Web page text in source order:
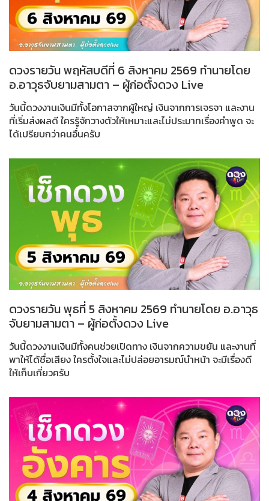
ดวงรายวัน พฤหัสบดีที่ 6 สิงหาคม 2569 ทำนายโดย
อ.อาวุธจับยามสามตา – ผู้ก่อตั้งดวง Live
วันนี้ดวงงานเงินมีทั้งโอกาสจากผู้ใหญ่ เงินจากการเจรจา และงาน
ที่เริ่มส่งผลดี ใครรู้จักวางตัวให้เหมาะและไม่ประมาทเรื่องคำพูด จะ
ได้เปรียบกว่าคนอื่นครับ
ดวงรายวัน พุธที่ 5 สิงหาคม 2569 ทำนายโดย อ.อาวุธ
จับยามสามตา – ผู้ก่อตั้งดวง Live
วันนี้ดวงงานเงินมีทั้งคนช่วยเปิดทาง เงินจากความขยัน และงานที่
พาให้ได้ชื่อเสียง ใครตั้งใจและไม่ปล่อยอารมณ์นำหน้า จะมีเรื่องดี
ให้เก็บเกี่ยวครับ